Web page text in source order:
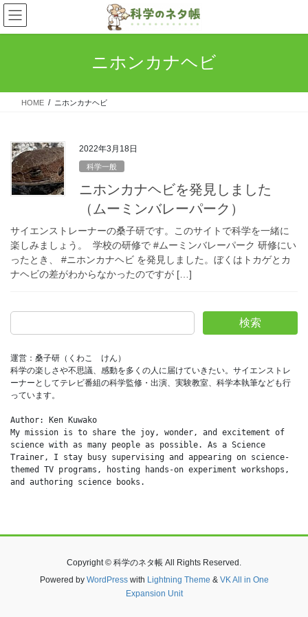
コ
ン
テ
ス
ナ
ビ
ゲ
ン
ニホンカナヘビ
HOME ニホンカナヘビ
2022年3月18日
科学一般
ニホンカナヘビを発見しました
（ムーミンバレーパーク）
サイエンストレーナーの桑子研です。このサイトで科学を一緒に
楽しみましょう。 学校の研修で #ムーミンバレーパーク 研修にい
ったとき、 #ニホンカナヘビ を発見しました。ぼくはトカゲとカ
ナヘビの差がわからなかったのですが […]
検索
運営：桑子研（くわこ　けん）
科学の楽しさや不思議、感動を多くの人に届けていきたい。サイエンストレ
ーナーとしてテレビ番組の科学監修・出演、実験教室、科学本執筆なども行
っています。
Author: Ken Kuwako
My mission is to share the joy, wonder, and excitement of
science with as many people as possible. As a Science
Trainer, I stay busy supervising and appearing on science-
themed TV programs, hosting hands-on experiment workshops,
and authoring science books.
Copyright © 科学のネタ帳 All Rights Reserved.
Powered by WordPresswith Lightning Theme & VK All in One
Expansion Unit